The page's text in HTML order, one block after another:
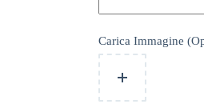
Carica Immagine